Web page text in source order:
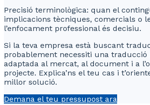
Precisió terminològica: quan el
implicacions tècniques, comercials o
l’enfocament professional és decisiu.
Si la teva empresa està buscant
probablement necessiti una traducció
adaptada al mercat, al document i a
projecte. Explica’ns el teu cas i
millor solució.
Demana el teu pressupost ara